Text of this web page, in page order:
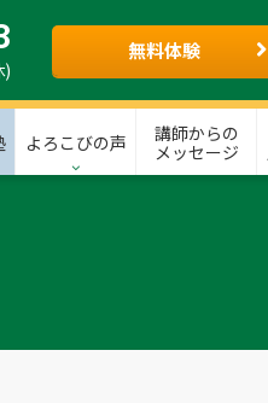
)
無料体験
よろこびの声
講師からの
メッセージ